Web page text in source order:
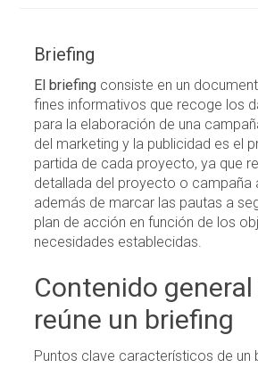
Briefing
El briefing consiste en un
fines informativos que recoge los
para la elaboración de una
del marketing y la publicidad es el
partida de cada proyecto, ya que
detallada del proyecto o campaña
además de marcar las pautas a
plan de acción en función de los
necesidades establecidas.
Contenido general
reúne un briefing
Puntos clave característicos de un